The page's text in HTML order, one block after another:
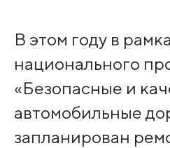
В этом году в
национального
«Безопасные и
автомобильные
запланирован